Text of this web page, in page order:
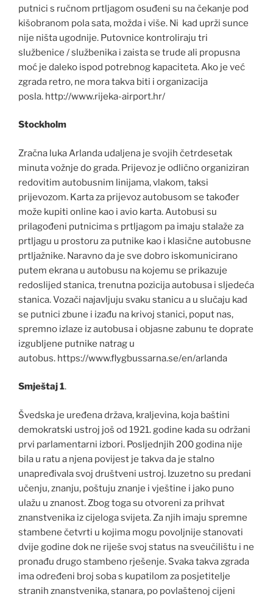
putnici s ručnom prtljagom osuđeni su na čekanje pod
kišobranom pola sata, možda i više. Ni kad uprži sunce
nije ništa ugodnije. Putovnice kontroliraju tri
službenice / službenika i zaista se trude ali propusna
moć je daleko ispod potrebnog kapaciteta. Ako je već
zgrada retro, ne mora takva biti i organizacija
posla. http://www.rijeka-airport.hr/
Stockholm
Zračna luka Arlanda udaljena je svojih četrdesetak
minuta vožnje do grada. Prijevoz je odlično organiziran
redovitim autobusnim linijama, vlakom, taksi
prijevozom. Karta za prijevoz autobusom se također
može kupiti online kao i avio karta. Autobusi su
prilagođeni putnicima s prtljagom pa imaju stalaže za
prtljagu u prostoru za putnike kao i klasične autobusne
prtljažnike. Naravno da je sve dobro iskomunicirano
putem ekrana u autobusu na kojemu se prikazuje
redoslijed stanica, trenutna pozicija autobusa i sljedeća
stanica. Vozači najavljuju svaku stanicu a u slučaju kad
se putnici zbune i izađu na krivoj stanici, poput nas,
spremno izlaze iz autobusa i objasne zabunu te doprate
izgubljene putnike natrag u
autobus. https://www.flygbussarna.se/en/arlanda
Smještaj 1.
Švedska je uređena država, kraljevina, koja baštini
demokratski ustroj još od 1921. godine kada su održani
prvi parlamentarni izbori. Posljednjih 200 godina nije
bila u ratu a njena povijest je takva da je stalno
unapređivala svoj društveni ustroj. Izuzetno su predani
učenju, znanju, poštuju znanje i vještine i jako puno
ulažu u znanost. Zbog toga su otvoreni za prihvat
znanstvenika iz cijeloga svijeta. Za njih imaju spremne
stambene četvrti u kojima mogu povoljnije stanovati
dvije godine dok ne riješe svoj status na sveučilištu i ne
pronađu drugo stambeno rješenje. Svaka takva zgrada
ima određeni broj soba s kupatilom za posjetitelje
stranih znanstvenika, stanara, po povlaštenoj cijeni